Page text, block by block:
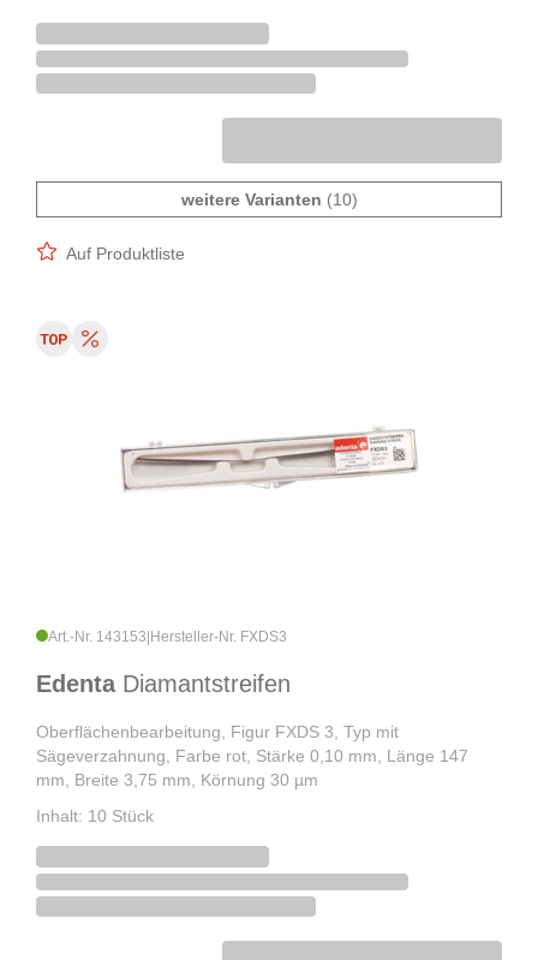
weitere Varianten (10)
Auf Produktliste
Art.-Nr. 143153 Hersteller-Nr. FXDS3
Edenta Diamantstreifen
Oberflächenbearbeitung, Figur FXDS 3, Typ mit
Sägeverzahnung, Farbe rot, Stärke 0,10 mm, Länge 147
mm, Breite 3,75 mm, Körnung 30 µm
Inhalt: 10 Stück